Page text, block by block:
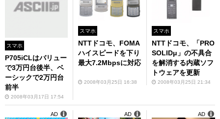
スマホ
P705iCLはバリュー
で3万円台後半、ベ
ーシックで2万円台
前半
2008年03月17日 17:54
スマホ
NTTドコモ、FOMA
ハイスピードを下り
最大7.2Mbpsに対応
2008年03月25日 16:38
スマホ
NTTドコモ、「PRO
SOLIDμ」の不具合
を解消する内蔵ソフ
トウェアを更新
2008年03月25日 21:34
AD AD AD